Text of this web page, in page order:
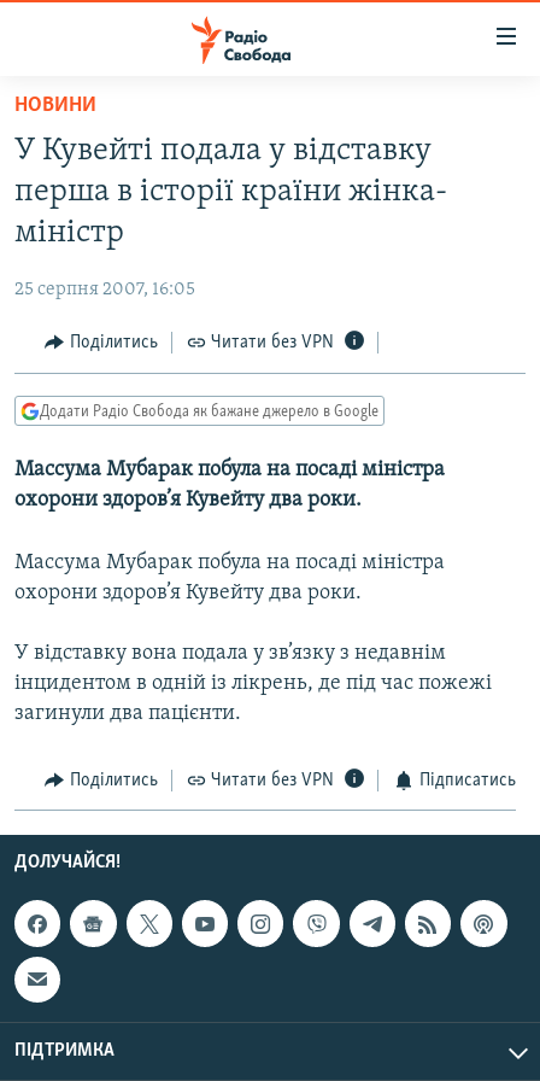
Перейти
основного
матеріалу
Перейти
до
основної
навігації
Перейти
до
пошуку
ВСЕ ЗА ДОБУ
СТАТТІ
ЕКОНОМІКА
СУСПІЛЬСТВО
УКРАЇНА
РОСІЙСЬКА «ФІЛЬТРАЦІЯ»
ДОНБАС.РЕАЛІЇ
ТИ ЯК?
СХЕМИ
КИТАЙ.ВИКЛИКИ
МУЛЬТИМЕДІА
ФОТО
СПЕЦПРОЄКТИ
ПОДКАСТИ
РУС
УКР
КТАТ
ДОЛУЧАЙСЯ!
НОВИНИ
У Кувейті подала у відставку
перша в історії країни жінка-
міністр
25 серпня 2007, 16:05
Поділитись Читати без VPN
Додати Радіо Свобода як бажане джерело в Google
Массума Мубарак побула на посаді міністра
охорони здоров’я Кувейту два роки.
Массума Мубарак побула на посаді міністра
охорони здоров’я Кувейту два роки.
У відставку вона подала у зв’язку з недавнім
інцидентом в одній із лікрень, де під час пожежі
загинули два пацієнти.
Поділитись Читати без VPN Підписатись
ДОЛУЧАЙСЯ!
ПІДТРИМКА